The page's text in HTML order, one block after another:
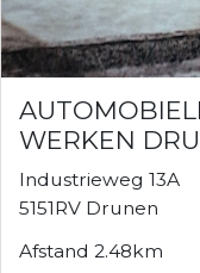
WERKEN
Industrieweg 13A
5151RV Drunen
Afstand 2.48km